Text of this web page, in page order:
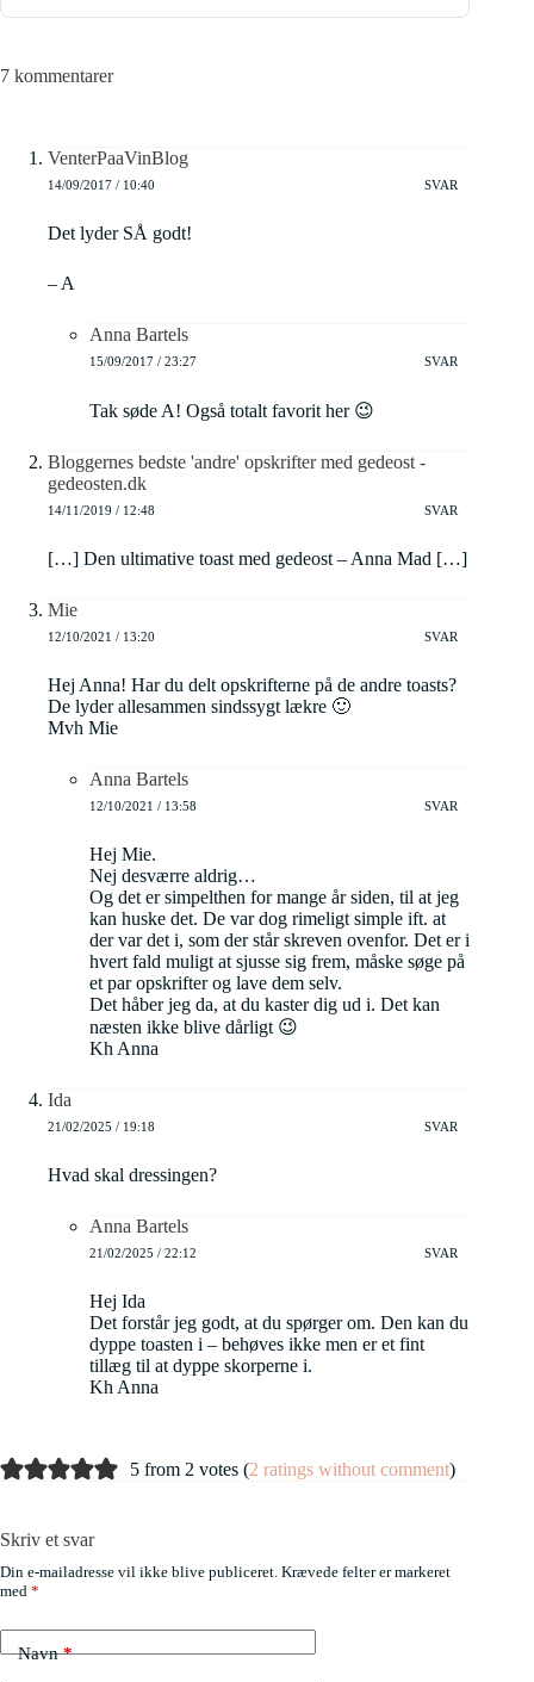
7 kommentarer
VenterPaaVinBlog
14/09/2017 / 10:40 SVAR
Det lyder SÅ godt!
– A
Anna Bartels
15/09/2017 / 23:27 SVAR
Tak søde A! Også totalt favorit her 😉
Bloggernes bedste 'andre' opskrifter med gedeost -
gedeosten.dk
14/11/2019 / 12:48 SVAR
[…] Den ultimative toast med gedeost – Anna Mad […]
Mie
12/10/2021 / 13:20 SVAR
Hej Anna! Har du delt opskrifterne på de andre toasts?
De lyder allesammen sindssygt lækre 🙂
Mvh Mie
Anna Bartels
12/10/2021 / 13:58 SVAR
Hej Mie.
Nej desværre aldrig…
Og det er simpelthen for mange år siden, til at jeg
kan huske det. De var dog rimeligt simple ift. at
der var det i, som der står skreven ovenfor. Det er i
hvert fald muligt at sjusse sig frem, måske søge på
et par opskrifter og lave dem selv.
Det håber jeg da, at du kaster dig ud i. Det kan
næsten ikke blive dårligt 😉
Kh Anna
Ida
21/02/2025 / 19:18 SVAR
Hvad skal dressingen?
Anna Bartels
21/02/2025 / 22:12 SVAR
Hej Ida
Det forstår jeg godt, at du spørger om. Den kan du
dyppe toasten i – behøves ikke men er et fint
tillæg til at dyppe skorperne i.
Kh Anna
5 from 2 votes (2 ratings without comment)
Skriv et svar
Din e-mailadresse vil ikke blive publiceret. Krævede felter er markeret
med *
Navn*